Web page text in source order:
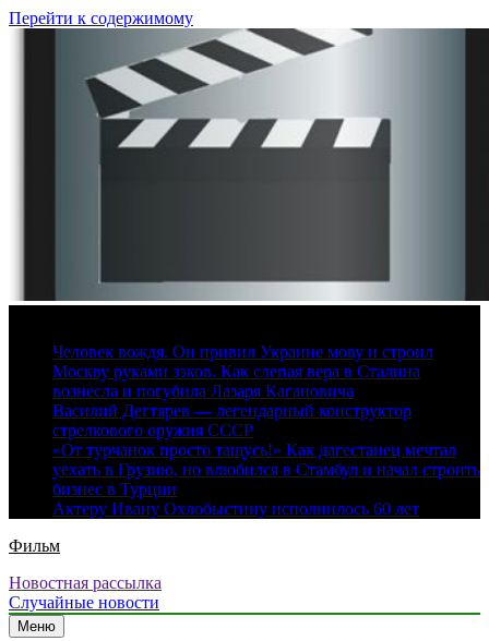
Перейти к содержимому
Человек вождя. Он привил Украине мову и строил
Москву руками зэков. Как слепая вера в Сталина
вознесла и погубила Лазаря Кагановича
Василий Дегтярев — легендарный конструктор
стрелкового оружия СССР
«От турчанок просто тащусь!» Как дагестанец мечтал
уехать в Грузию, но влюбился в Стамбул и начал строить
бизнес в Турции
Актеру Ивану Охлобыстину исполнилось 60 лет
Фильм
Новостная рассылка
Случайные новости
Меню